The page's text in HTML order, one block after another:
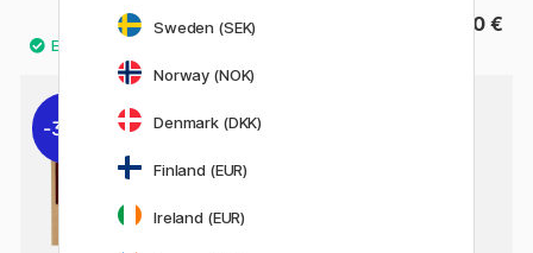
1.90 € 1.90 €
30%
Sweden (SEK)
Norway (NOK)
Denmark (DKK)
Finland (EUR)
Ireland (EUR)